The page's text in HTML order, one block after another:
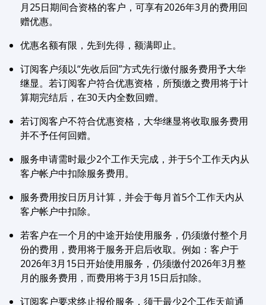
月25日期间合资格的客户，可享有2026年3月的费用回
赠优惠。
优惠名额有限，先到先得，额满即止。
订阅客户须以“先收后回”方式先行缴付服务费用予大华
继显。若订阅客户符合优惠资格，所预缴之费用将于计
算期完结后，在30天内全数回赠。
若订阅客户不符合优惠资格，大华继显将收取服务费用
并不予任何回赠。
服务申请需时最少2个工作天完成，并于5个工作天内从
客户帐户中扣除服务费用。
服务费用按日历月计算，并会于每月首5个工作天内从
客户帐户中扣除。
若客户在一个月的中途开始使用服务，仍须缴付整个月
份的费用，费用将于服务开启后收取。例如：客户于
2026年3月15日开始使用服务，仍须缴付2026年3月整
月的服务费用，而费用将于3月15日后扣除。
订阅客户要求终止报价服务，须于最少2个工作天前通